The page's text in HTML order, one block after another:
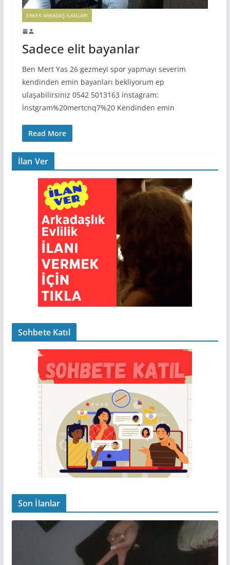
ERKEK ARKADAŞ ILANLARI
Sadece elit bayanlar
Ben Mert Yas 26 gezmeyi spor yapmayı severim
kendinden emin bayanları bekliyorum ep
ulaşabilirsiniz 0542 5013163 instagram:
İnstgram%20mertcnq7%20 Kendinden emin
Read More
İlan Ver
Sohbete Katıl
Son İlanlar